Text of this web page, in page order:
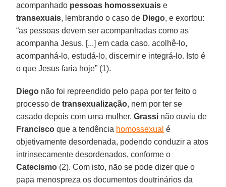
acompanhado pessoas homossexuaise
transexuais, lembrando o caso de Diego, e exortou:
“as pessoas devem ser acompanhadas como as
acompanha Jesus. [...] em cada caso, acolhê-lo,
acompanhá-lo, estudá-lo, discernir e integrá-lo. Isto é
o que Jesus faria hoje” (1).
Diego não foi repreendido pelo papa por ter feito o
processo detransexualização, nem por ter se
casado depois com uma mulher.Grassi não ouviu de
Francisco que a tendência homossexual é
objetivamente desordenada, podendo conduzir a atos
intrinsecamente desordenados, conforme o
Catecismo (2). Com isto, não se pode dizer que o
papa menospreza os documentos doutrinários da